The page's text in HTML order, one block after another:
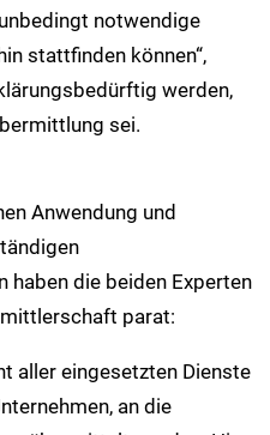
notwendige
stattfinden können“,
werden,
sei.
Anwendung und
haben die beiden Experten
parat:
aller eingesetzten Dienste
an die